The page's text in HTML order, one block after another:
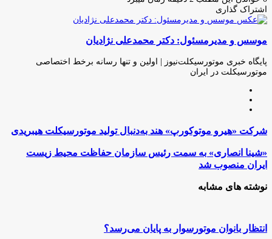
اشتراک گذاری
فیس
توئیتر
لینکدین
واتس
تلگرام
اشتراک
از
ایمیل
چاپ
موسس و مدیرمسئول: دکتر محمدعلی نژادیان
پایگاه خبری موتورسیکلت‌نیوز | اولین و تنها رسانه برخط اختصاصی
موتورسیکلت در ایران
شرکت
«هیرو
موتوکورپ»
هند
به‌دنبال
موتورسیکلت
شرکت «هیرو موتوکورپ» هند به‌دنبال تولید موتورسیکلت هیبریدی
«شینا
انصاری»
به
سمت
رئیس
محیط
زیست
«شینا انصاری» به سمت رئیس سازمان حفاظت محیط زیست
ایران منصوب شد
نوشته های مشابه
انتظار بانوان موتورسوار به پایان می‌رسد؟